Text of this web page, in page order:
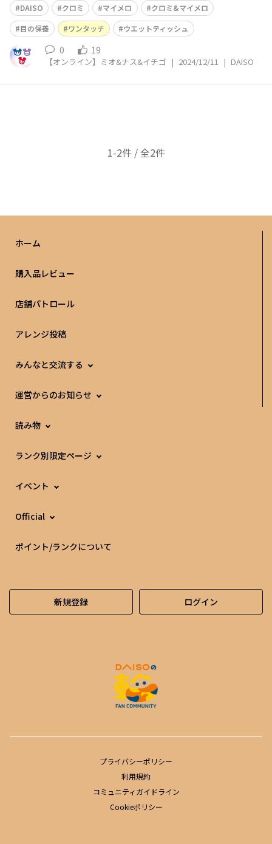
DAISO クロミ マイメロ
クロミ&マイメロ
目の保養
ワンタッチ ウエットティッシュ
0 19
【オンライン】ミオ&ナス&イチゴ | 2024/12/11 | DAISO
1-2件 / 全2件
ホーム
購入品レビュー
店舗パトロール
アレンジ投稿
みんなと交流する
運営からのお知らせ
読み物
ランク別限定ページ
イベント
Official
ポイント/ランクについて
新規登録 ログイン
プライバシーポリシー
利用規約
コミュニティガイドライン
Cookieポリシー